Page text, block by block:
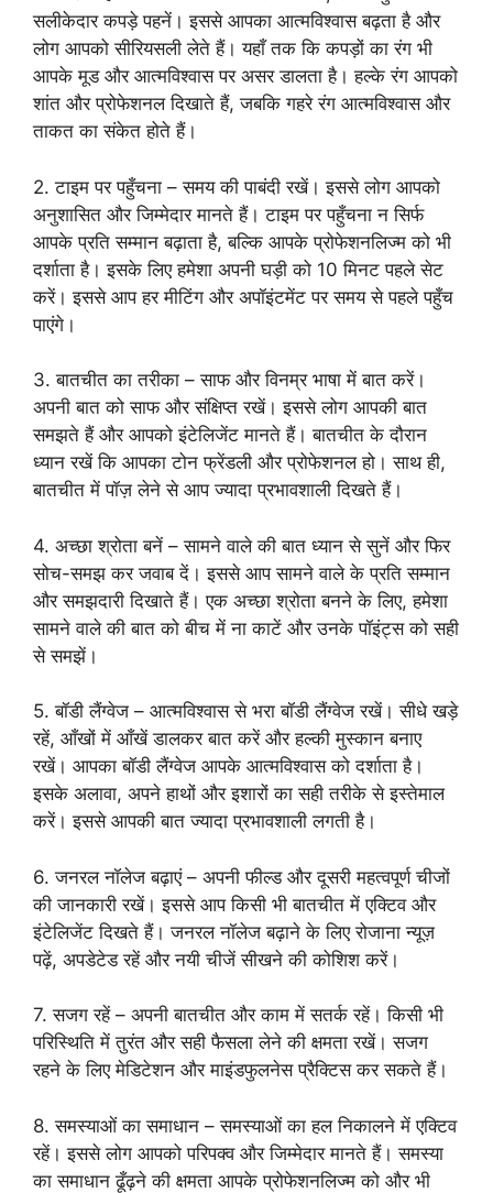
सलीकेदार कपड़े पहनें। इससे आपका आत्मविश्वास बढ़ता है और
लोग आपको सीरियसली लेते हैं। यहाँ तक कि कपड़ों का रंग भी
आपके मूड और आत्मविश्वास पर असर डालता है। हल्के रंग आपको
शांत और प्रोफेशनल दिखाते हैं, जबकि गहरे रंग आत्मविश्वास और
ताकत का संकेत होते हैं।
2. टाइम पर पहुँचना – समय की पाबंदी रखें। इससे लोग आपको
अनुशासित और जिम्मेदार मानते हैं। टाइम पर पहुँचना न सिर्फ
आपके प्रति सम्मान बढ़ाता है, बल्कि आपके प्रोफेशनलिज्म को भी
दर्शाता है। इसके लिए हमेशा अपनी घड़ी को 10 मिनट पहले सेट
करें। इससे आप हर मीटिंग और अपॉइंटमेंट पर समय से पहले पहुँच
पाएंगे।
3. बातचीत का तरीका – साफ और विनम्र भाषा में बात करें।
अपनी बात को साफ और संक्षिप्त रखें। इससे लोग आपकी बात
समझते हैं और आपको इंटेलिजेंट मानते हैं। बातचीत के दौरान
ध्यान रखें कि आपका टोन फ्रेंडली और प्रोफेशनल हो। साथ ही,
बातचीत में पॉज़ लेने से आप ज्यादा प्रभावशाली दिखते हैं।
4. अच्छा श्रोता बनें – सामने वाले की बात ध्यान से सुनें और फिर
सोच-समझ कर जवाब दें। इससे आप सामने वाले के प्रति सम्मान
और समझदारी दिखाते हैं। एक अच्छा श्रोता बनने के लिए, हमेशा
सामने वाले की बात को बीच में ना काटें और उनके पॉइंट्स को सही
से समझें।
5. बॉडी लैंग्वेज – आत्मविश्वास से भरा बॉडी लैंग्वेज रखें। सीधे खड़े
रहें, आँखों में आँखें डालकर बात करें और हल्की मुस्कान बनाए
रखें। आपका बॉडी लैंग्वेज आपके आत्मविश्वास को दर्शाता है।
इसके अलावा, अपने हाथों और इशारों का सही तरीके से इस्तेमाल
करें। इससे आपकी बात ज्यादा प्रभावशाली लगती है।
6. जनरल नॉलेज बढ़ाएं – अपनी फील्ड और दूसरी महत्वपूर्ण चीजों
की जानकारी रखें। इससे आप किसी भी बातचीत में एक्टिव और
इंटेलिजेंट दिखते हैं। जनरल नॉलेज बढ़ाने के लिए रोजाना न्यूज़
पढ़ें, अपडेटेड रहें और नयी चीजें सीखने की कोशिश करें।
7. सजग रहें – अपनी बातचीत और काम में सतर्क रहें। किसी भी
परिस्थिति में तुरंत और सही फैसला लेने की क्षमता रखें। सजग
रहने के लिए मेडिटेशन और माइंडफुलनेस प्रैक्टिस कर सकते हैं।
8. समस्याओं का समाधान – समस्याओं का हल निकालने में एक्टिव
रहें। इससे लोग आपको परिपक्व और जिम्मेदार मानते हैं। समस्या
का समाधान ढूँढ़ने की क्षमता आपके प्रोफेशनलिज्म को और भी